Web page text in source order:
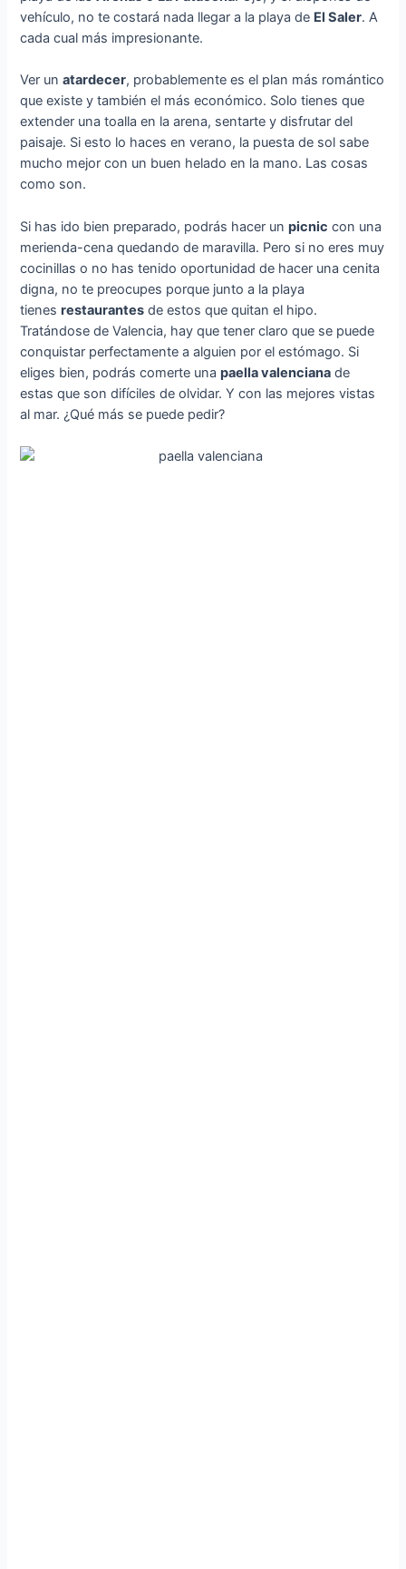
vehículo, no te costará nada llegar a la playa de El Saler. A
cada cual más impresionante.
Ver unatardecer, probablemente es el plan más romántico
que existe y también el más económico. Solo tienes que
extender una toalla en la arena, sentarte y disfrutar del
paisaje. Si esto lo haces en verano, la puesta de sol sabe
mucho mejor con un buen helado en la mano. Las cosas
como son.
Si has ido bien preparado, podrás hacer unpicnic con una
merienda-cena quedando de maravilla. Pero si no eres muy
cocinillas o no has tenido oportunidad de hacer una cenita
digna, no te preocupes porque junto a la playa
tienesrestaurantes de estos que quitan el hipo.
Tratándose de Valencia, hay que tener claro que se puede
conquistar perfectamente a alguien por el estómago. Si
eliges bien, podrás comerte unapaella valenciana de
estas que son difíciles de olvidar. Y con las mejores vistas
al mar. ¿Qué más se puede pedir?